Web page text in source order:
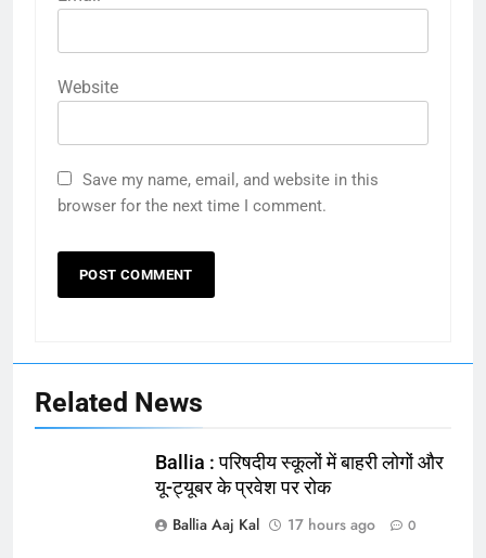
Website
Save my name, email, and website in this
browser for the next time I comment.
Related News
Ballia : परिषदीय स्कूलों में बाहरी लोगों और
यू-ट्यूबर के प्रवेश पर रोक
Ballia Aaj Kal
17 hours ago 0